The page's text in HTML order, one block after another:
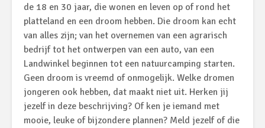
de 18 en 30 jaar, die wonen en leven op of rond het
platteland en een droom hebben. Die droom kan echt
van alles zijn; van het overnemen van een agrarisch
bedrijf tot het ontwerpen van een auto, van een
Landwinkel beginnen tot een natuurcamping starten.
Geen droom is vreemd of onmogelijk. Welke dromen
jongeren ook hebben, dat maakt niet uit. Herken jij
jezelf in deze beschrijving? Of ken je iemand met
mooie, leuke of bijzondere plannen? Meld jezelf of die